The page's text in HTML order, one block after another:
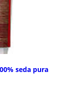
seda pura